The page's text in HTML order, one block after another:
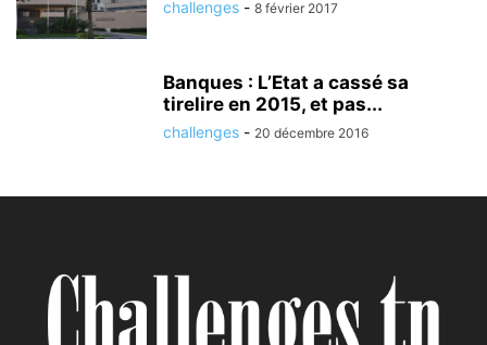
challenges - 8 février 2017
Banques : L’Etat a cassé sa
tirelire en 2015, et pas...
challenges - 20 décembre 2016